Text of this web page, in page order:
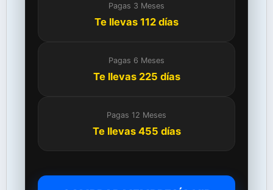
Pagas 3 Meses
Te llevas 112 días
Pagas 6 Meses
Te llevas 225 días
Pagas 12 Meses
Te llevas 455 días